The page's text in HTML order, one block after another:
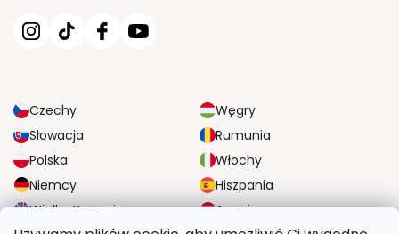
Czechy
Węgry
Słowacja
Rumunia
Polska
Włochy
Niemcy
Hiszpania
Wielka Brytania
Austria